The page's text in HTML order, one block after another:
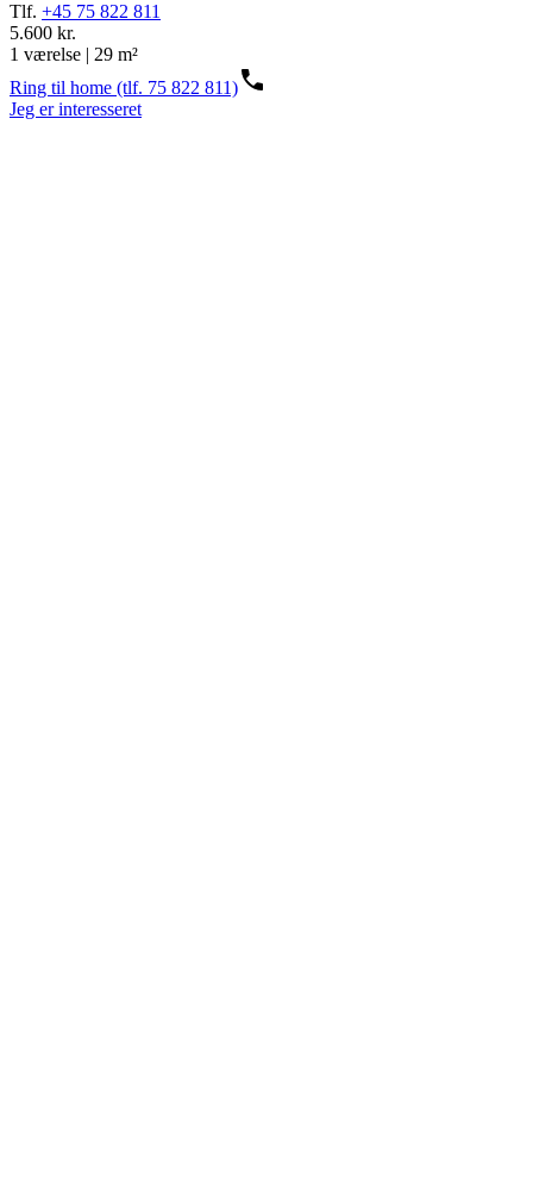
Tlf. +45 75 822 811
5.600 kr.
1 værelse | 29 m²
Ring til home (tlf. 75 822 811)
Jeg er interesseret